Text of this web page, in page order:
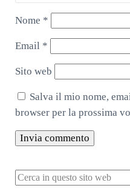
Nome *
Email *
Sito web
Salva il mio nome,
browser per la prossima
Sidebar